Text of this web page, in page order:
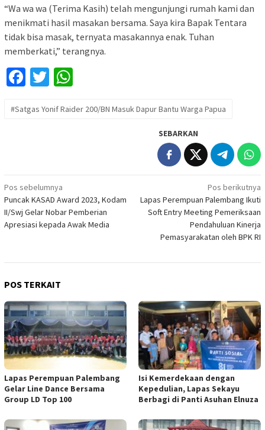
“Wa wa wa (Terima Kasih) telah mengunjungi rumah kami dan
menikmati hasil masakan bersama. Saya kira Bapak Tentara
tidak bisa masak, ternyata masakannya enak. Tuhan
memberkati,” terangnya.
Facebook
Twitter
#Satgas Yonif Raider 200/BN Masuk Dapur Bantu Warga Papua
SEBARKAN
Navigasi
pos
Pos sebelumnya
Puncak KASAD Award 2023, Kodam
II/Swj Gelar Nobar Pemberian
Apresiasi kepada Awak Media
Pos berikutnya
Lapas Perempuan Palembang Ikuti
Soft Entry Meeting Pemeriksaan
Pendahuluan Kinerja
Pemasyarakatan oleh BPK RI
POS TERKAIT
Lapas Perempuan Palembang
Gelar Line Dance Bersama
Group LD Top 100
Isi Kemerdekaan dengan
Kepedulian, Lapas Sekayu
Berbagi di Panti Asuhan Elnuza